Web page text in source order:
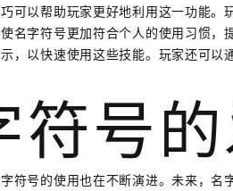
可以帮助玩家更好地利用这一功能
名字符号更加符合个人的使用习惯
，以快速使用这些技能。玩家还可
符号
符号的使用也在不断演进。未来，